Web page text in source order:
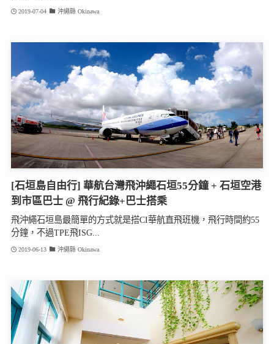
2019-07-04 沖繩縣 Okinawa
[石垣島自由行] 華航台灣飛沖繩石垣55分鐘 + 石垣空港
到市區巴士 @ 飛行紀錄+巴士搭乘
飛沖繩石垣島最簡單的方式就是搭CI華航直飛班機，飛行時間約55
分鐘，不過TPE飛ISG...
2019-06-13 沖繩縣 Okinawa